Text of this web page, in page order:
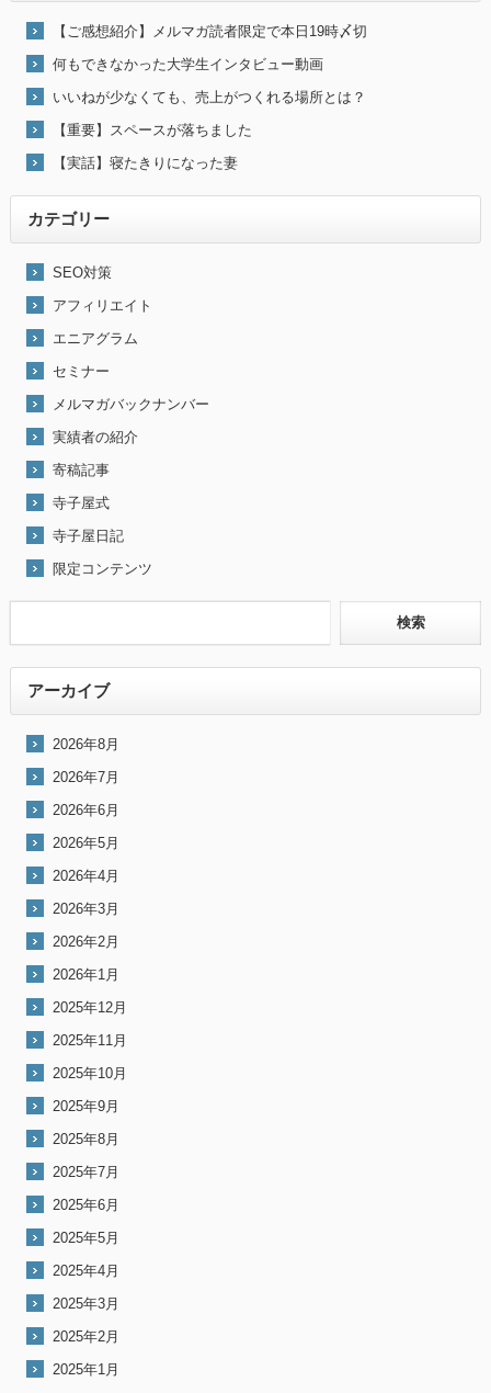
【ご感想紹介】メルマガ読者限定で本日19時〆切
何もできなかった大学生インタビュー動画
いいねが少なくても、売上がつくれる場所とは？
【重要】スペースが落ちました
【実話】寝たきりになった妻
カテゴリー
SEO対策
アフィリエイト
エニアグラム
セミナー
メルマガバックナンバー
実績者の紹介
寄稿記事
寺子屋式
寺子屋日記
限定コンテンツ
アーカイブ
2026年8月
2026年7月
2026年6月
2026年5月
2026年4月
2026年3月
2026年2月
2026年1月
2025年12月
2025年11月
2025年10月
2025年9月
2025年8月
2025年7月
2025年6月
2025年5月
2025年4月
2025年3月
2025年2月
2025年1月